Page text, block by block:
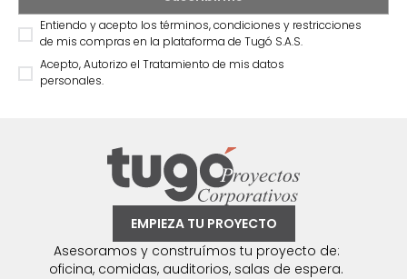
Entiendo y acepto los términos, condiciones y restricciones
de mis compras en la plataforma de Tugó S.A.S.
Acepto, Autorizo el Tratamiento de mis datos
personales.
EMPIEZA TU PROYECTO
Asesoramos y construímos tu proyecto de:
oficina, comidas, auditorios, salas de espera.